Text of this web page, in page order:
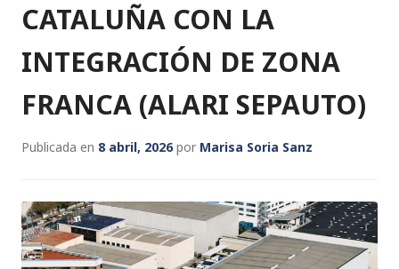
CATALUÑA CON LA
INTEGRACIÓN DE ZONA
FRANCA (ALARI SEPAUTO)
Publicada en 8 abril, 2026por Marisa Soria Sanz